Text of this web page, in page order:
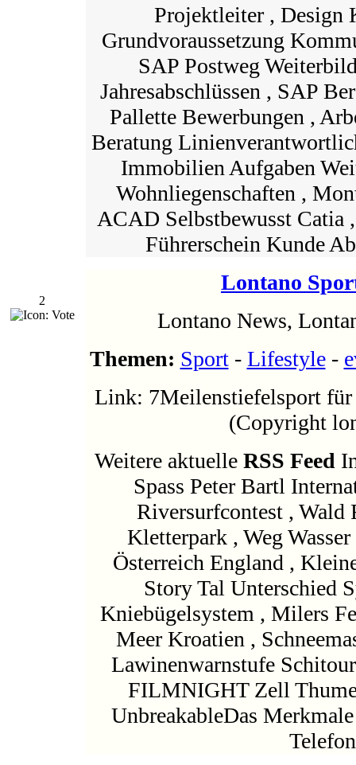
Projektleiter , Design
Grundvoraussetzung
SAP Postweg
Jahresabschlüssen , SAP
Pallette Bewerbungen ,
Beratung
Immobilien Aufgaben
Wohnliegenschaften ,
ACAD Selbstbewusst Catia
Führerschein Kunde
2
Lontano
Lontano News,
Themen: Sport- Lifestyle-
Link: 7Meilenstiefelsport
(Copyright
Weitere aktuelle RSS Feed
Spass Peter Bartl
Riversurfcontest , Wald
Kletterpark , Weg
Österreich England ,
Story Tal Unterschied
Kniebügelsystem , Milers
Meer Kroatien ,
Lawinenwarnstufe
FILMNIGHT Zell
UnbreakableDas